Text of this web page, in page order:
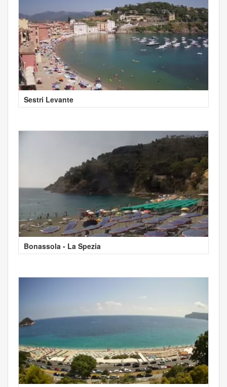
Sestri Levante
Bonassola - La Spezia